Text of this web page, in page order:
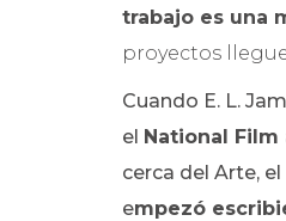
trabajo es una
proyectos
Cuando E. L.
el National
cerca del Arte,
empezó